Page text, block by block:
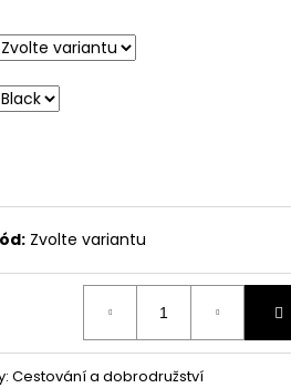
Zvolte variantu
Cestování a dobrodružství